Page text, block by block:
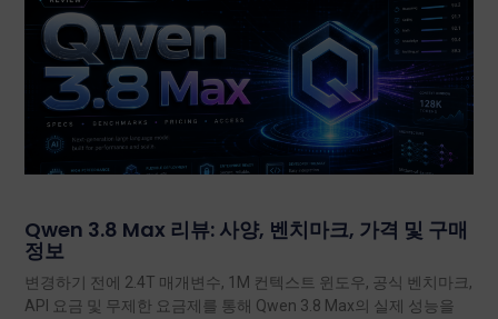
Qwen 3.8 Max 리뷰: 사양, 벤치마크, 가격 및 구매
정보
변경하기 전에 2.4T 매개변수, 1M 컨텍스트 윈도우, 공식 벤치마크,
API 요금 및 무제한 요금제를 통해 Qwen 3.8 Max의 실제 성능을